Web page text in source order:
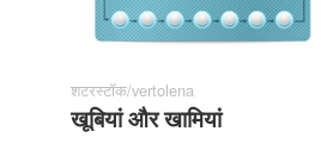
शटरस्टॉक/vertolena
खूबियां और खामियां